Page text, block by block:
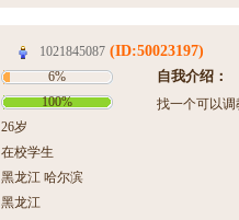
1021845087 (ID:50023197)
6%
100%
26岁
在校学生
黑龙江 哈尔滨
黑龙江
自我介绍：
找一个可以